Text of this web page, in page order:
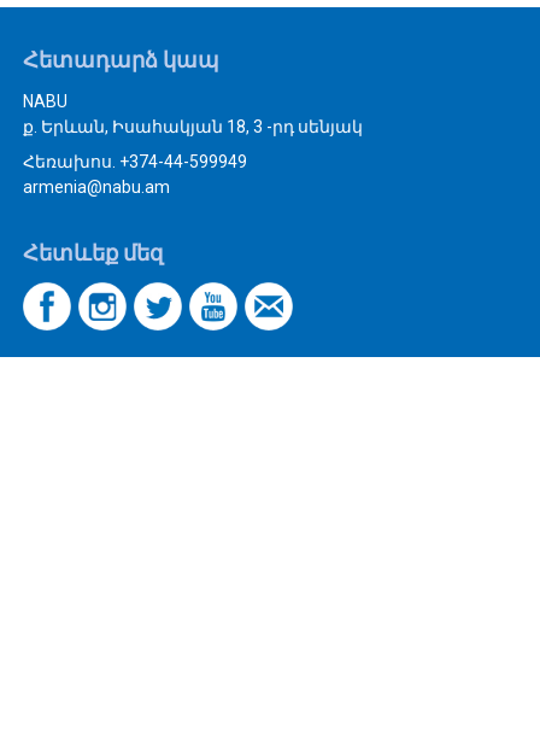
Հետադարձ կապ
NABU
ք. Երևան, Իսահակյան 18, 3 -րդ սենյակ
Հեռախոս. +374-44-599949
armenia@nabu.am
Հետևեք մեզ